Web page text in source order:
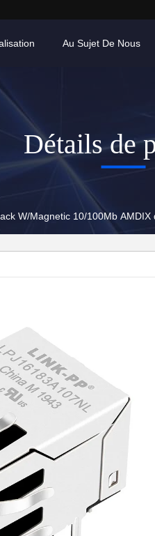
Au Sujet De Nous
Détails de
W/Magnetic 10/100Mb